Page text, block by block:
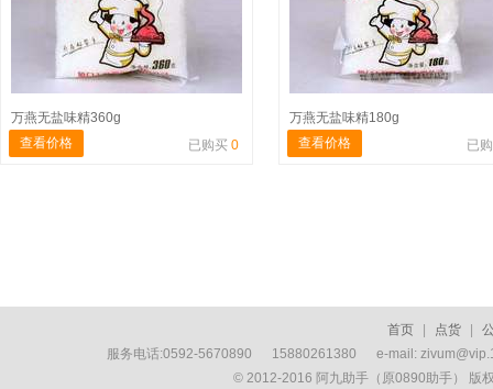
万燕无盐味精360g
查看价格
已购买 0
万燕无盐味精180g
查看价格
已
首页 点货
服务电话:0592-5670890 15880261380 e-mail:
© 2012-2016 阿九助手（原0890助手） 版